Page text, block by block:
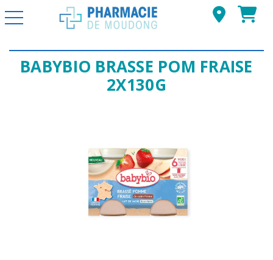
Basculer la navigation
BABYBIO BRASSE POM FRAISE
2X130G